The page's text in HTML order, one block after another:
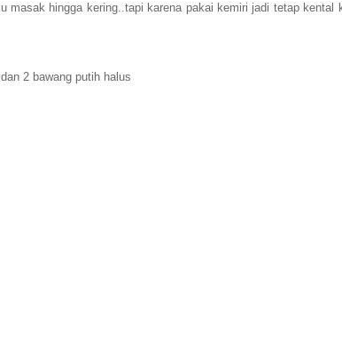
masak hingga kering..tapi karena pakai kemiri jadi tetap kental
2 bawang putih halus